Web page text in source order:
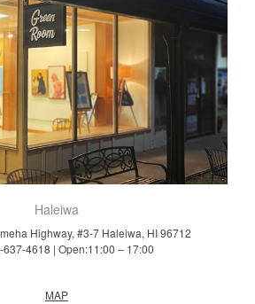
Haleiwa
Highway, #3-7 Haleiwa, HI 96712
637-4618 | Open:11:00 – 17:00
MAP